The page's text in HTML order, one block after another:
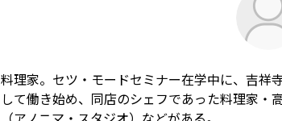
料理家。セツ・モードセミナー在学中に、吉
して働き始め、同店のシェフであった料理家